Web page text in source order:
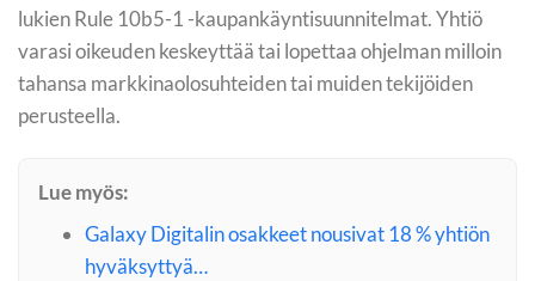
lukien Rule 10b5-1 -kaupankäyntisuunnitelmat. Yhtiö
varasi oikeuden keskeyttää tai lopettaa ohjelman milloin
tahansa markkinaolosuhteiden tai muiden tekijöiden
perusteella.
Lue myös:
Galaxy Digitalin osakkeet nousivat 18 % yhtiön
hyväksyttyä…